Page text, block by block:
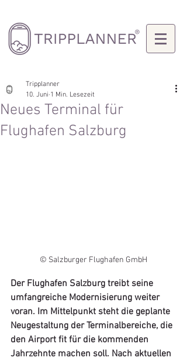
Neues Terminal für
Flughafen Salzburg
Tripplanner
10. Juni 1 Min. Lesezeit
© Salzburger Flughafen GmbH
Der Flughafen Salzburg treibt seine
umfangreiche Modernisierung weiter
voran. Im Mittelpunkt steht die geplante
Neugestaltung der Terminalbereiche, die
den Airport fit für die kommenden
Jahrzehnte machen soll. Nach aktuellen